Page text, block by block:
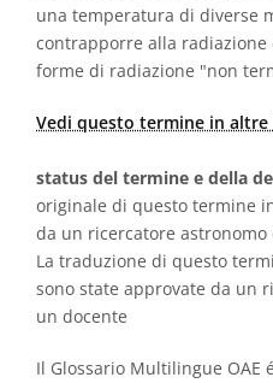
una temperatura di diverse
contrapporre alla
forme di radiazione "non
Vedi questo termine in altre
status del termine e della
originale di questo termine
da un ricercatore astronomo
La traduzione di questo
sono state approvate da un
un docente
Il Glossario Multilingue OAE